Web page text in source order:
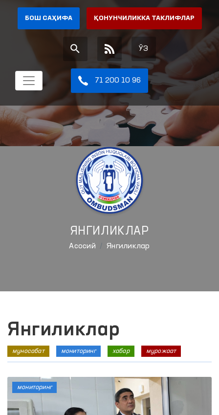
БОШ САҲИФА ҚОНУНЧИЛИККА ТАКЛИФЛАР
ЎЗ
71 200 10 96
ЯНГИЛИКЛАР
Aсосий Янгиликлар
Янгиликлар
муносабат мониторинг хабар мурожаат
мониторинг